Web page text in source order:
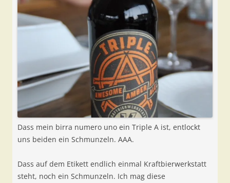
Dass mein birra numero uno ein Triple A ist, entlockt
uns beiden ein Schmunzeln. AAA.
Dass auf dem Etikett endlich einmal Kraftbierwerkstatt
steht, noch ein Schmunzeln. Ich mag diese